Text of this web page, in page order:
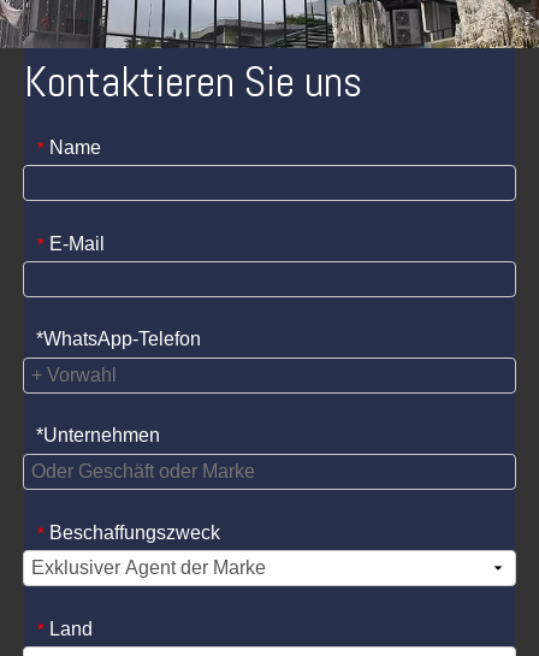
Kontaktieren Sie uns
* Name
* E-Mail
*WhatsApp-Telefon
*Unternehmen
* Beschaffungszweck
* Land